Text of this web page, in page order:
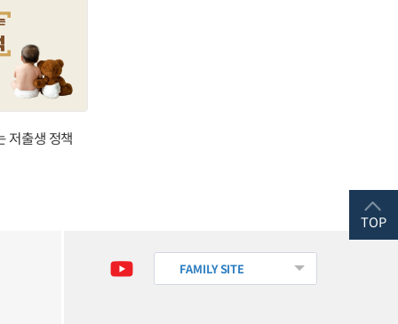
저출생 정책
FAMILY SITE
TOP